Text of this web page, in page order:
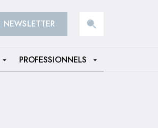
NEWSLETTER
arrow_drop_down PROFESSIONNELS arrow_drop_down